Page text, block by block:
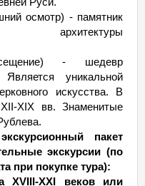
осмотр) - памятник
архитектуры
- шедевр
Является уникальной
искусства. В
XIX вв. Знаменитые
пакет
экскурсии (по
при покупке тура):
XVIII-XXI веков или